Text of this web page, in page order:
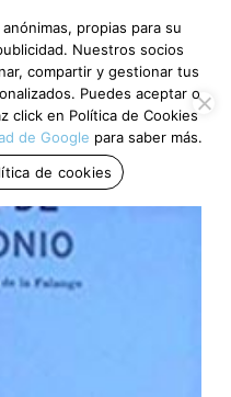
propias para su
Nuestros socios
compartir y gestionar tus
Puedes aceptar o
click en Política de Cookies
de Google para saber más.
de cookies